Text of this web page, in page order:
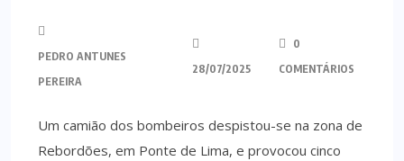
PEDRO ANTUNES
PEREIRA
28/07/2025
0
COMENTÁRIOS
Um camião dos bombeiros despistou-se na zona de
Rebordões, em Ponte de Lima, e provocou cinco